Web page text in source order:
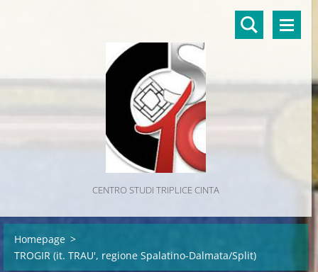
CENTRO STUDI TRIPLICE CINTA
Homepage >
TROGIR (it. TRAU', regione Spalatino-Dalmata/Split)